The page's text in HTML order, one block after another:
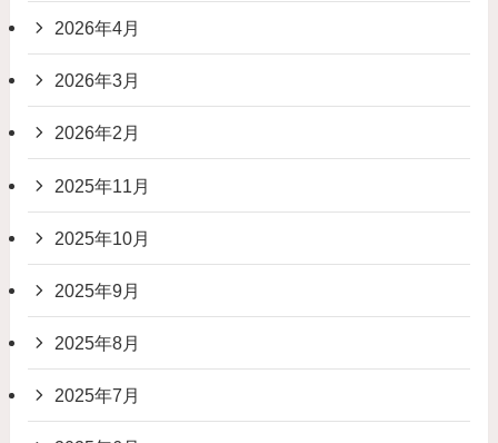
2026年4月
2026年3月
2026年2月
2025年11月
2025年10月
2025年9月
2025年8月
2025年7月